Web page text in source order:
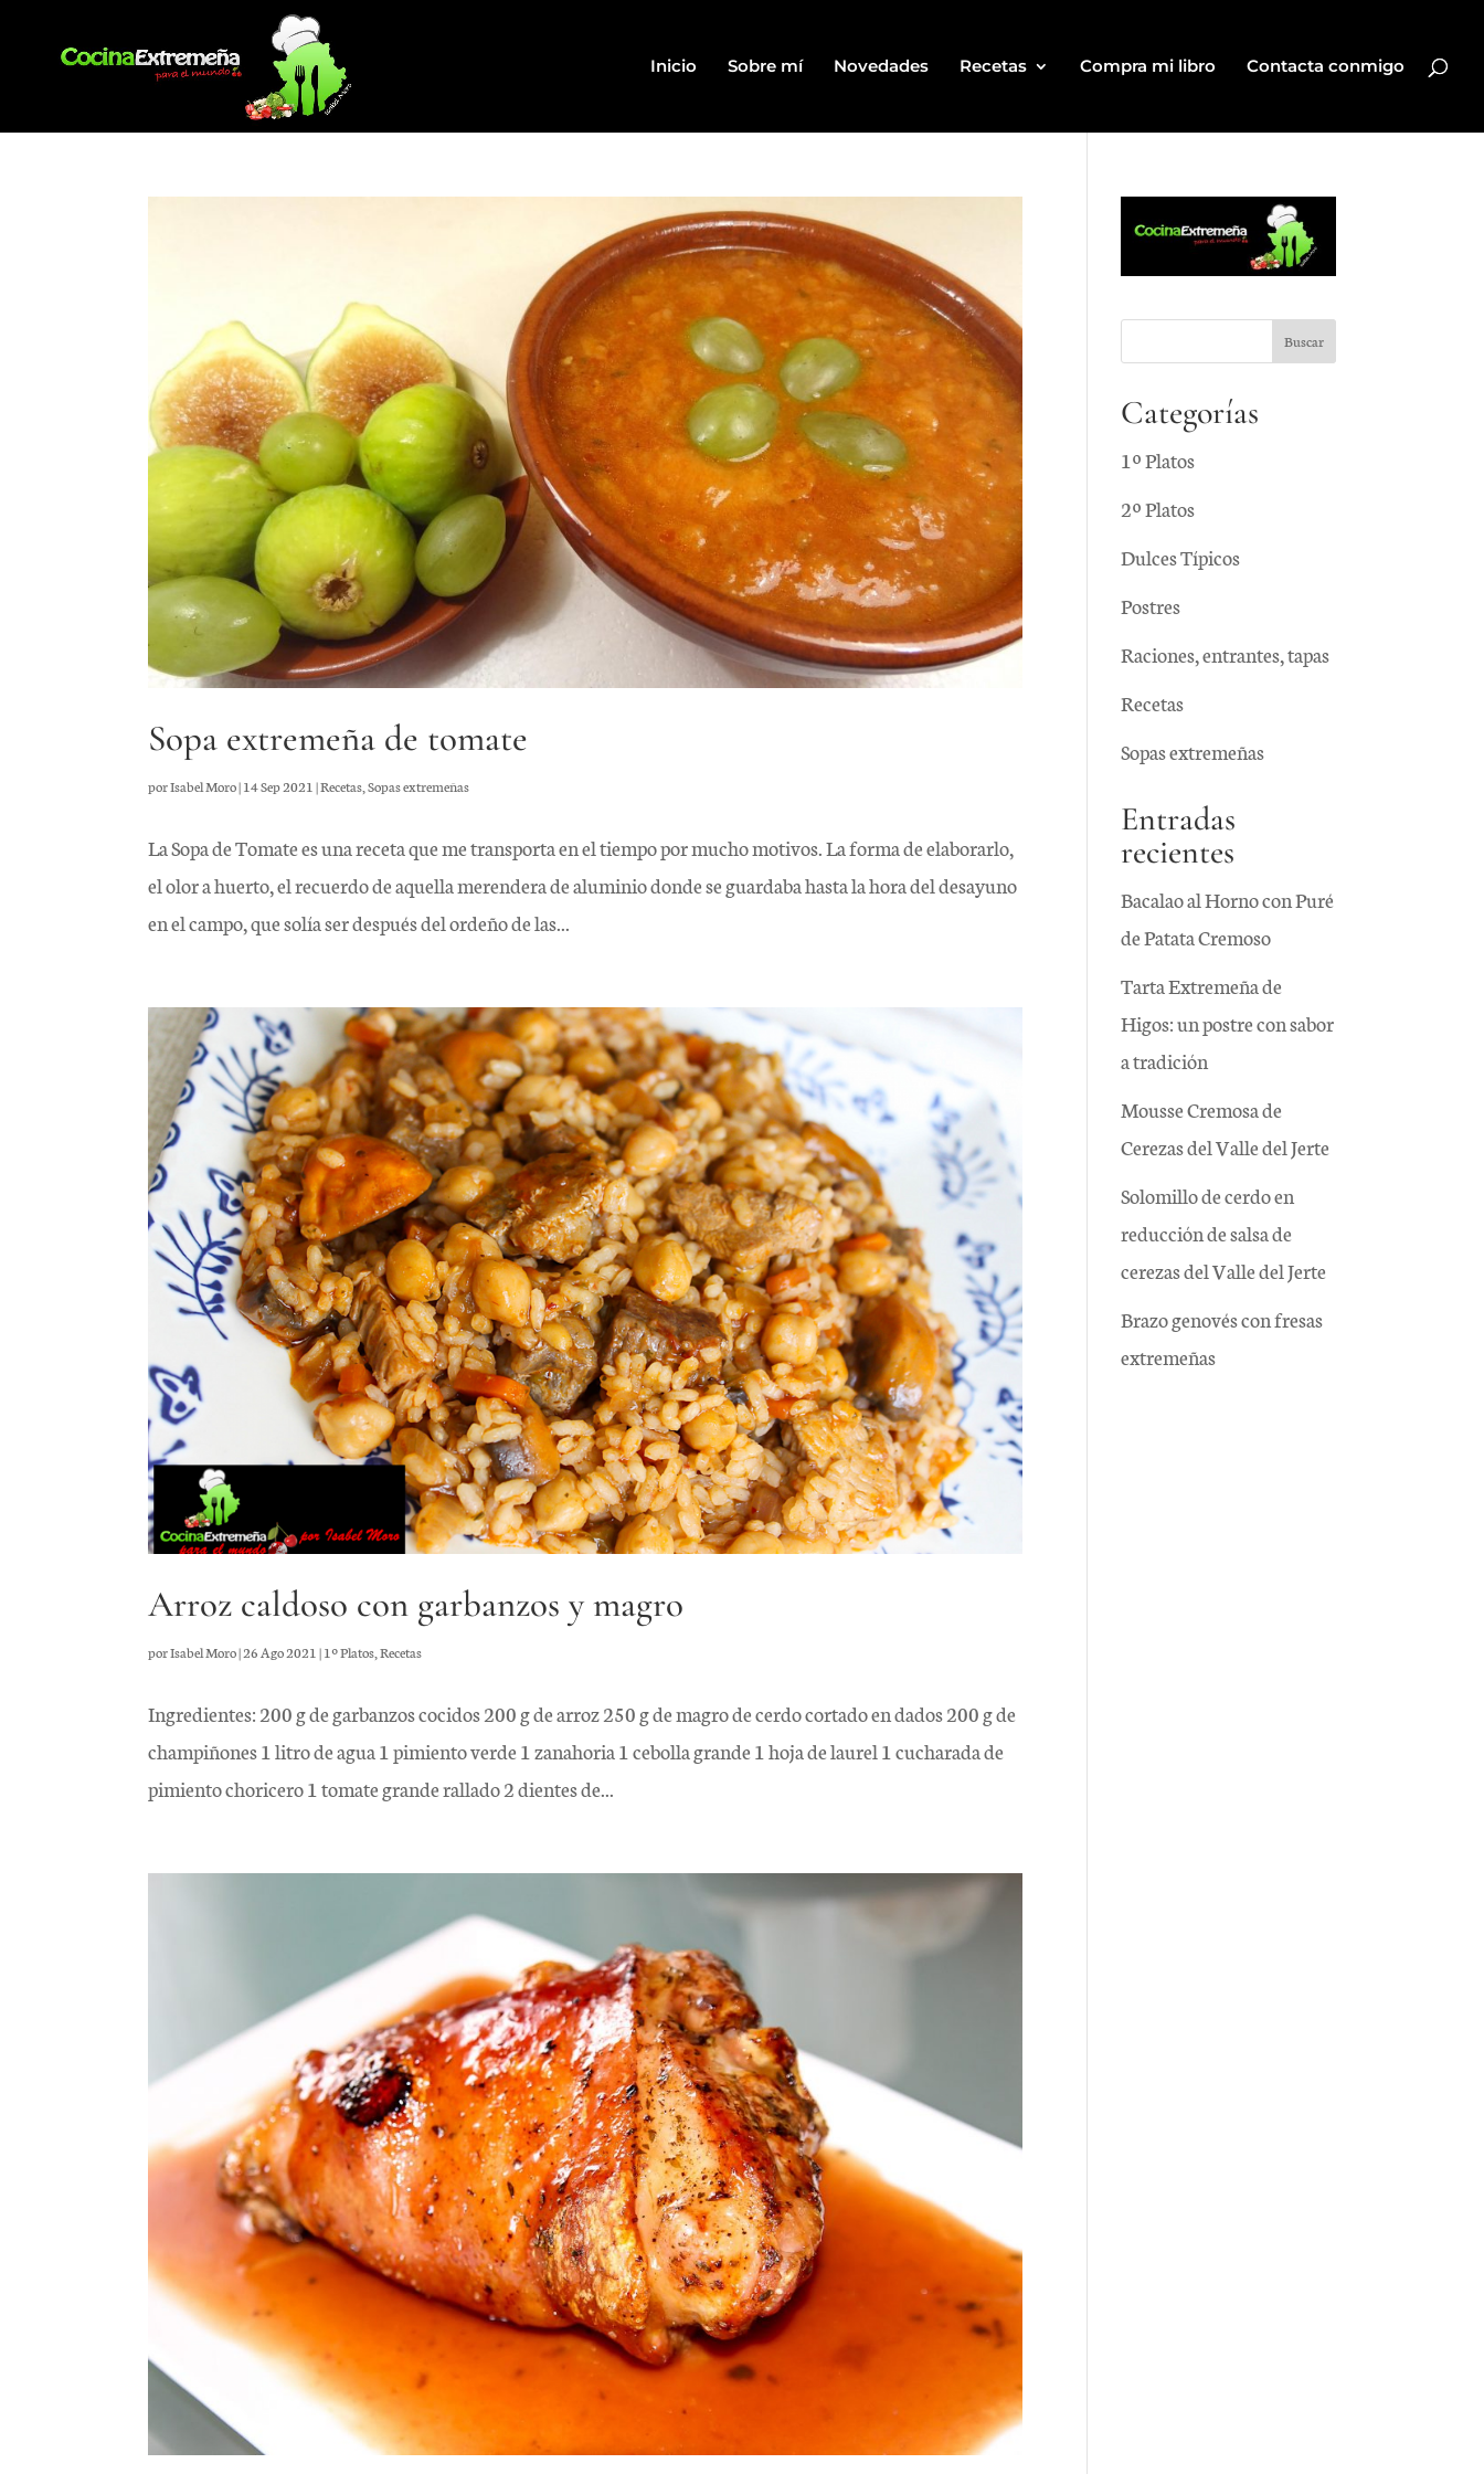
Inicio Sobre mí Novedades Recetas Compra mi libro Contacta conmigo
Sopa extremeña de tomate
porIsabel Moro|14 Sep 2021 |Recetas ,Sopas extremeñas
La Sopa de Tomate es una receta que me transporta en el tiempo por mucho motivos. La forma de elaborarlo,
el olor a huerto, el recuerdo de aquella merendera de aluminio donde se guardaba hasta la hora del desayuno
en el campo, que solía ser después del ordeño de las...
Arroz caldoso con garbanzos y magro
porIsabel Moro|26 Ago 2021 |1º Platos ,Recetas
Ingredientes: 200 g de garbanzos cocidos 200 g de arroz 250 g de magro de cerdo cortado en dados 200 g de
champiñones 1 litro de agua 1 pimiento verde 1 zanahoria 1 cebolla grande 1 hoja de laurel 1 cucharada de
pimiento choricero 1 tomate grande rallado 2 dientes de...
Categorías
1º Platos
2º Platos
Dulces Típicos
Postres
Raciones, entrantes, tapas
Recetas
Sopas extremeñas
Entradas
recientes
Bacalao al Horno con Puré
de Patata Cremoso
Tarta Extremeña de
Higos: un postre con sabor
a tradición
Mousse Cremosa de
Cerezas del Valle del Jerte
Solomillo de cerdo en
reducción de salsa de
cerezas del Valle del Jerte
Brazo genovés con fresas
extremeñas